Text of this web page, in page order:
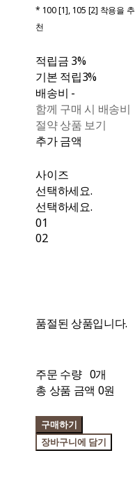
* 100 [1], 105 [2] 착용을 추
천
적립금 3%
기본 적립3%
배송비 -
함께 구매 시 배송비
절약 상품 보기
추가 금액
사이즈
선택하세요.
선택하세요.
01
02
품절된 상품입니다.
주문 수량 0개
총 상품 금액 0원
구매하기
장바구니에 담기